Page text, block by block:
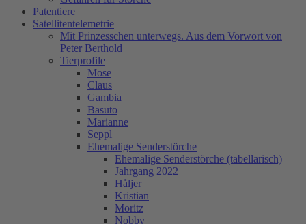
Patentiere
Satellitentelemetrie
Mit Prinzesschen unterwegs. Aus dem Vorwort von
Peter Berthold
Tierprofile
Mose
Claus
Gambia
Basuto
Marianne
Seppl
Ehemalige Senderstörche
Ehemalige Senderstörche (tabellarisch)
Jahrgang 2022
Håljer
Kristian
Moritz
Nobby